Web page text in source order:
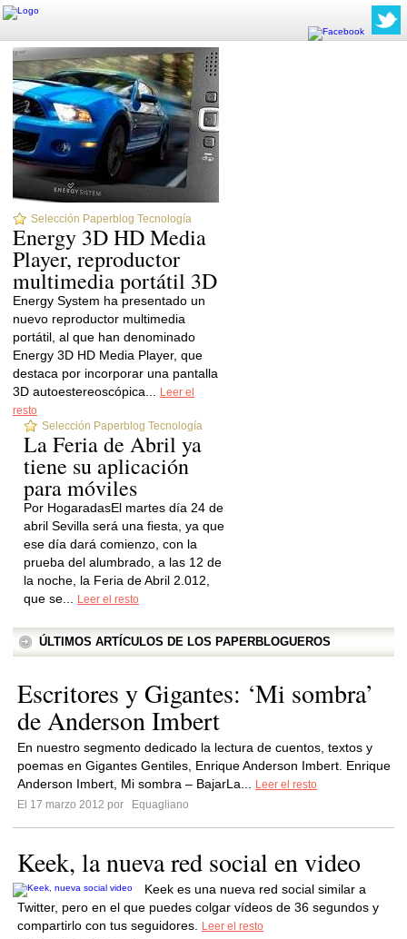
Selección Paperblog Tecnología
Energy 3D HD Media
Player, reproductor
multimedia portátil 3D
Energy System ha presentado un
nuevo reproductor multimedia
portátil, al que han denominado
Energy 3D HD Media Player, que
destaca por incorporar una pantalla
3D autoestereoscópica...
Leer el
resto
Selección Paperblog Tecnología
La Feria de Abril ya
tiene su aplicación
para móviles
Por HogaradasEl martes día 24 de
abril Sevilla será una fiesta, ya que
ese día dará comienzo, con la
prueba del alumbrado, a las 12 de
la noche, la Feria de Abril 2.012,
que se...
Leer el resto
ÚLTIMOS ARTÍCULOS DE LOS PAPERBLOGUEROS
Escritores y Gigantes: ‘Mi sombra’
de Anderson Imbert
En nuestro segmento dedicado la lectura de cuentos, textos y
poemas en Gigantes Gentiles, Enrique Anderson Imbert. Enrique
Anderson Imbert, Mi sombra – BajarLa...
Leer el resto
El 17 marzo 2012 por
Equagliano
Keek, la nueva red social en video
Keek es una nueva red social similar a
Twitter, pero en el que puedes colgar vídeos de 36 segundos y
compartirlo con tus seguidores.
Leer el resto